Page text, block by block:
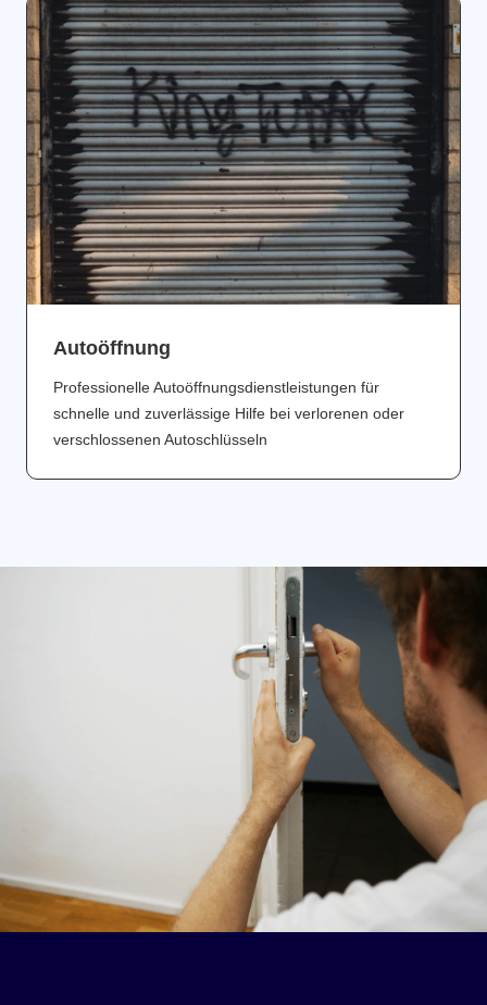
Аutoöffnung
Professionelle Autoöffnungsdienstleistungen für
schnelle und zuverlässige Hilfe bei verlorenen oder
verschlossenen Autoschlüsseln